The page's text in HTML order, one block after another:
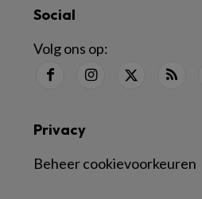
Social
Volg ons op:
Privacy
Beheer cookievoorkeuren